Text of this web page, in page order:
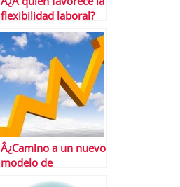
flexibilidad laboral?
Â¿Camino a un nuevo
modelo de